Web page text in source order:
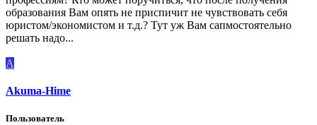
образования Вам опять не приспичит не чувствовать себя
юристом/экономистом и т.д.? Тут уж Вам сапмостоятельно
решать надо...
A
Akuma-Hime
Пользователь